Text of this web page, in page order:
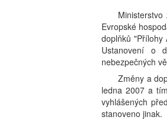
Evropské
doplňků "Přílohy
Ustanovení o
nebezpečných
Změny a
ledna 2007 a
vyhlášených
stanoveno jinak.